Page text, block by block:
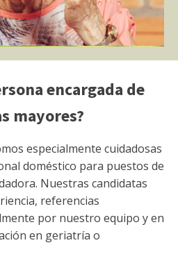
encargada de
mayores?
especialmente cuidadosas
doméstico para puestos de
Nuestras candidatas
referencias
por nuestro equipo y en
en geriatría o